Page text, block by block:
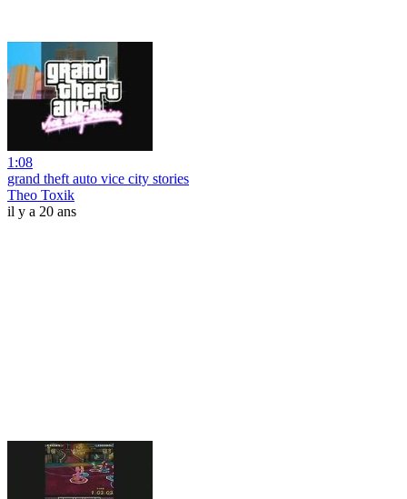
1:08
grand theft auto vice city stories
Theo Toxik
il y a 20 ans